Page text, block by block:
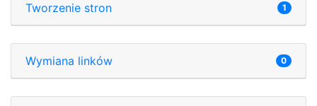
Tworzenie stron 1
Wymiana linków 0